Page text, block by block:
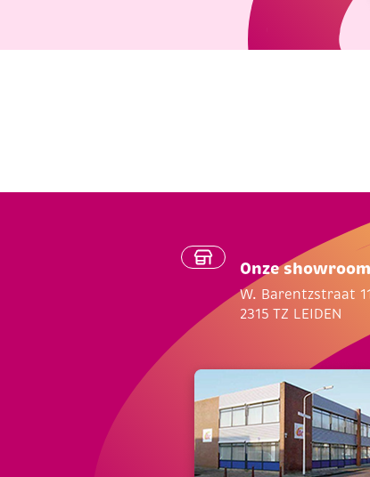
Onze showroom
W. Barentzstraat
2315 TZ LEIDEN